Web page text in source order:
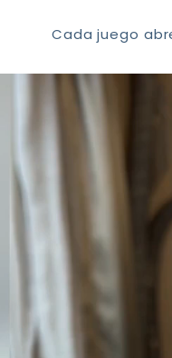
Cada juego